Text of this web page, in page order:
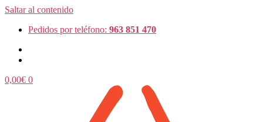
Saltar al contenido
Pedidos por teléfono: 963 851 470
0,00€ 0